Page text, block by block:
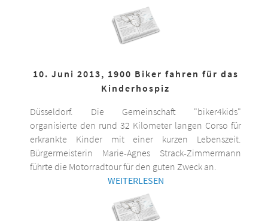
10. Juni 2013, 1900 Biker fahren für das
Kinderhospiz
Düsseldorf. Die Gemeinschaft "biker4kids"
organisierte den rund 32 Kilometer langen Corso für
erkrankte Kinder mit einer kurzen Lebenszeit.
Bürgermeisterin Marie-Agnes Strack-Zimmermann
führte die Motorradtour für den guten Zweck an.
WEITERLESEN